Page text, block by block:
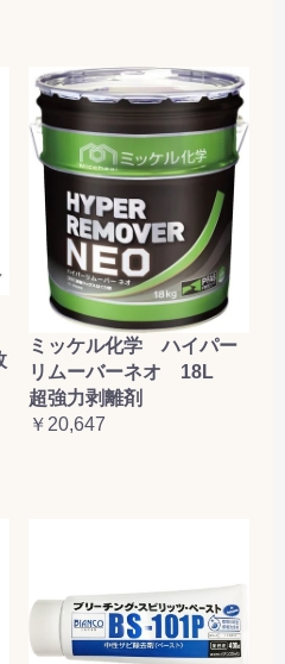
ミッケル化学 ハイパー
リムーバーネオ 18L
超強力剥離剤
￥20,647